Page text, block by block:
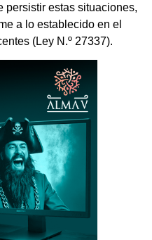
persistir estas situaciones,
a lo establecido en el
(Ley N.º 27337).